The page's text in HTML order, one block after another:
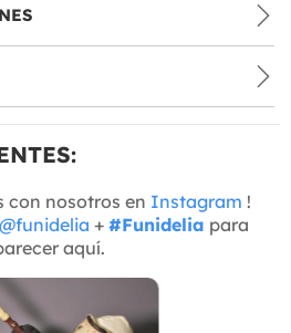
con nosotros en Instagram !
@funidelia + #Funidelia para
aquí.